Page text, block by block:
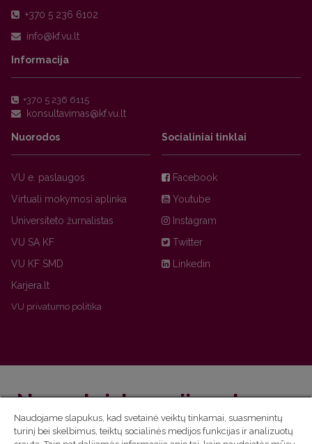
+370 5 236 6102
Informacija
+370 5 236 6115
Nuorodos
VU e. paslaugos
Virtuali mokymosi aplinka
Universiteto žurnalistas
VU SA KF
VU KF SMD
Karjera.lt
VU privatumo politika
Socialiniai tinklai
Facebook
Youtube
Instagram
Twitter
Linkedin
Nepraleisk naujienų!
Užsiprenumeruok Komunikacijos fakulteto naujienlaiškį
Naudojame slapukus, kad svetainė veiktų tinkamai, suasmenintų
turinį bei skelbimus, teiktų socialinės medijos funkcijas ir analizuotų